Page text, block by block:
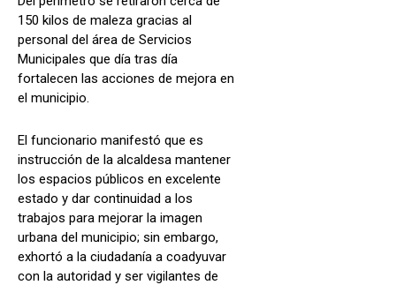
150 kilos de maleza gracias al
personal del área de Servicios
Municipales que día tras día
fortalecen las acciones de mejora en
el municipio.
El funcionario manifestó que es
instrucción de la alcaldesa mantener
los espacios públicos en excelente
estado y dar continuidad a los
trabajos para mejorar la imagen
urbana del municipio; sin embargo,
exhortó a la ciudadanía a coadyuvar
con la autoridad y ser vigilantes de